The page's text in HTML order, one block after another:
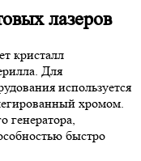
лазеров
кристалл
Для
используется
хромом.
генератора,
быстро